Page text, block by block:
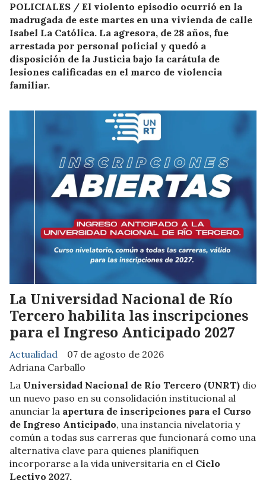
POLICIALES / El violento episodio ocurrió en la
madrugada de este martes en una vivienda de calle
Isabel La Católica. La agresora, de 28 años, fue
arrestada por personal policial y quedó a
disposición de la Justicia bajo la carátula de
lesiones calificadas en el marco de violencia
familiar.
La Universidad Nacional de Río
Tercero habilita las inscripciones
para el Ingreso Anticipado 2027
Adriana Carballo
Actualidad 07 de agosto de 2026
La Universidad Nacional de Río Tercero (UNRT) dio
un nuevo paso en su consolidación institucional al
anunciar la apertura de inscripciones para el Curso
de Ingreso Anticipado, una instancia nivelatoria y
común a todas sus carreras que funcionará como una
alternativa clave para quienes planifiquen
incorporarse a la vida universitaria en el Ciclo
Lectivo 2027.